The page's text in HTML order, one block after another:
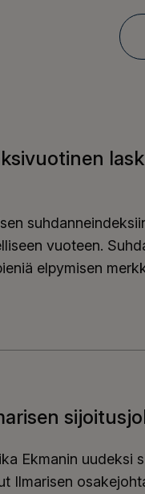
vuoteen.
elpymisen
kaksivuotinen
Ekmanin uudeksi
Ilmarisen